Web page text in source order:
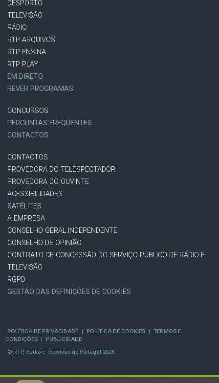
DESPORTO
TELEVISÃO
RÁDIO
RTP ARQUIVOS
RTP ENSINA
RTP PLAY
EM DIRETO
REVER PROGRAMAS
CONCURSOS
PERGUNTAS FREQUENTES
CONTACTOS
CONTACTOS
PROVEDORA DO TELESPECTADOR
PROVEDORA DO OUVINTE
ACESSIBILIDADES
SATÉLITES
A EMPRESA
CONSELHO GERAL INDEPENDENTE
CONSELHO DE OPINIÃO
CONTRATO DE CONCESSÃO DO SERVIÇO PÚBLICO DE RÁDIO E
TELEVISÃO
RGPD
GESTÃO DAS DEFINIÇÕES DE COOKIES
POLÍTICA DE PRIVACIDADE | POLÍTICA DE COOKIES | TERMOS E
CONDIÇÕES |
PUBLICIDADE
© RTP, Rádio e Televisão de Portugal 2026